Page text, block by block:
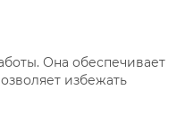
Она обеспечивает
избежать